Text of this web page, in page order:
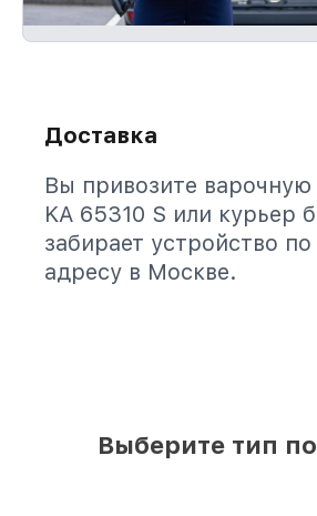
Доставка
Вы привозите варочную
KA 65310 S или курьер
забирает устройство
адресу в Москве.
Выберите тип